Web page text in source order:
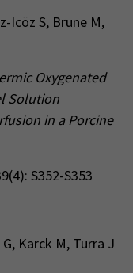
Icöz S, Brune M,
Oxygenated
Solution
in a Porcine
S352-S353
Karck M, Turra J